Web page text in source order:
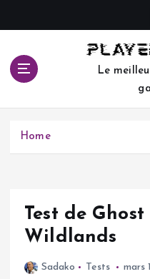
c
Le
Home
Test de Ghost
Wildlands
Sadako Tests mars